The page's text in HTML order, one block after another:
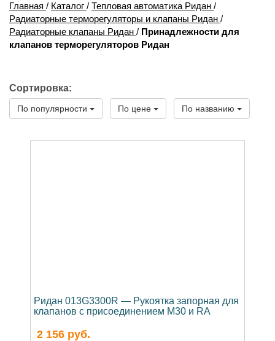
Главная / Каталог / Тепловая автоматика Ридан /
Радиаторные терморегуляторы и клапаны Ридан /
Радиаторные клапаны Ридан / Принадлежности для
клапанов терморегуляторов Ридан
Сортировка:
По популярности По цене По названию
Ридан 013G3300R — Рукоятка запорная для
клапанов с присоединением M30 и RA
2 156 руб.